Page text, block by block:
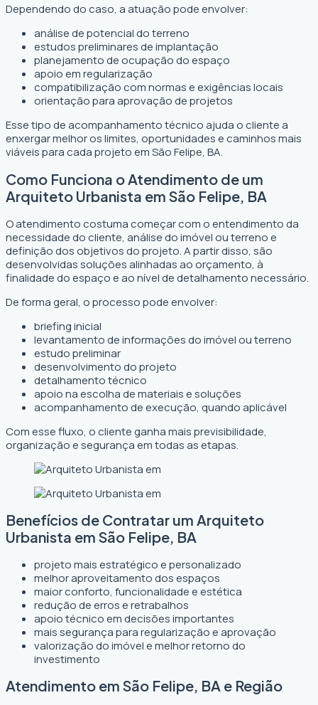
Dependendo do caso, a atuação pode envolver:
análise de potencial do terreno
estudos preliminares de implantação
planejamento de ocupação do espaço
apoio em regularização
compatibilização com normas e exigências locais
orientação para aprovação de projetos
Esse tipo de acompanhamento técnico ajuda o cliente a
enxergar melhor os limites, oportunidades e caminhos mais
viáveis para cada projeto em São Felipe, BA.
Como Funciona o Atendimento de um
Arquiteto Urbanista em São Felipe, BA
O atendimento costuma começar com o entendimento da
necessidade do cliente, análise do imóvel ou terreno e
definição dos objetivos do projeto. A partir disso, são
desenvolvidas soluções alinhadas ao orçamento, à
finalidade do espaço e ao nível de detalhamento necessário.
De forma geral, o processo pode envolver:
briefing inicial
levantamento de informações do imóvel ou terreno
estudo preliminar
desenvolvimento do projeto
detalhamento técnico
apoio na escolha de materiais e soluções
acompanhamento de execução, quando aplicável
Com esse fluxo, o cliente ganha mais previsibilidade,
organização e segurança em todas as etapas.
Benefícios de Contratar um Arquiteto
Urbanista em São Felipe, BA
projeto mais estratégico e personalizado
melhor aproveitamento dos espaços
maior conforto, funcionalidade e estética
redução de erros e retrabalhos
apoio técnico em decisões importantes
mais segurança para regularização e aprovação
valorização do imóvel e melhor retorno do
investimento
Atendimento em São Felipe, BA e Região